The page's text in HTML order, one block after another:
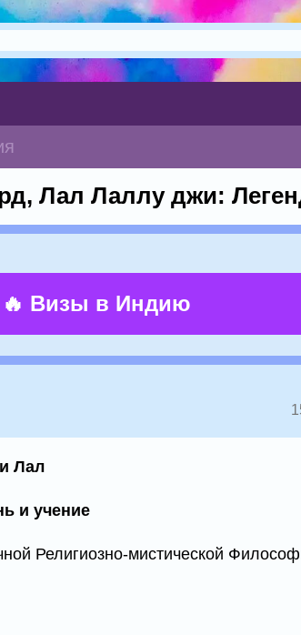
Лал Лаллу джи:
🔥 Визы в Индию
Лал
и учение
Религиозно-мистической